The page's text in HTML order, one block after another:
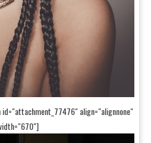
align="alignnone"